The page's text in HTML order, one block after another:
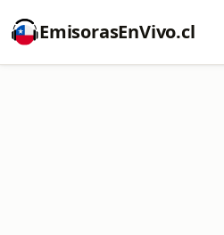
EmisorasEnVivo.cl